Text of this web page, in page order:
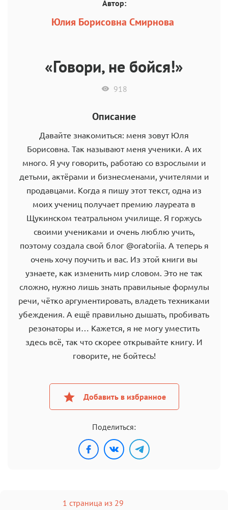
Автор:
Юлия Борисовна Смирнова
«Говори, не бойся!»
918
Описание
Давайте знакомиться: меня зовут Юля
Борисовна. Так называют меня ученики. А их
много. Я учу говорить, работаю со взрослыми и
детьми, актёрами и бизнесменами, учителями и
продавцами. Когда я пишу этот текст, одна из
моих учениц получает премию лауреата в
Щукинском театральном училище. Я горжусь
своими учениками и очень люблю учить,
поэтому создала свой блог @oratoriia. А теперь я
очень хочу поучить и вас. Из этой книги вы
узнаете, как изменить мир словом. Это не так
сложно, нужно лишь знать правильные формулы
речи, чётко аргументировать, владеть техниками
убеждения. А ещё правильно дышать, пробивать
резонаторы и… Кажется, я не могу уместить
здесь всё, так что скорее открывайте книгу. И
говорите, не бойтесь!
Добавить в избранное
Поделиться:
1 страница из 29